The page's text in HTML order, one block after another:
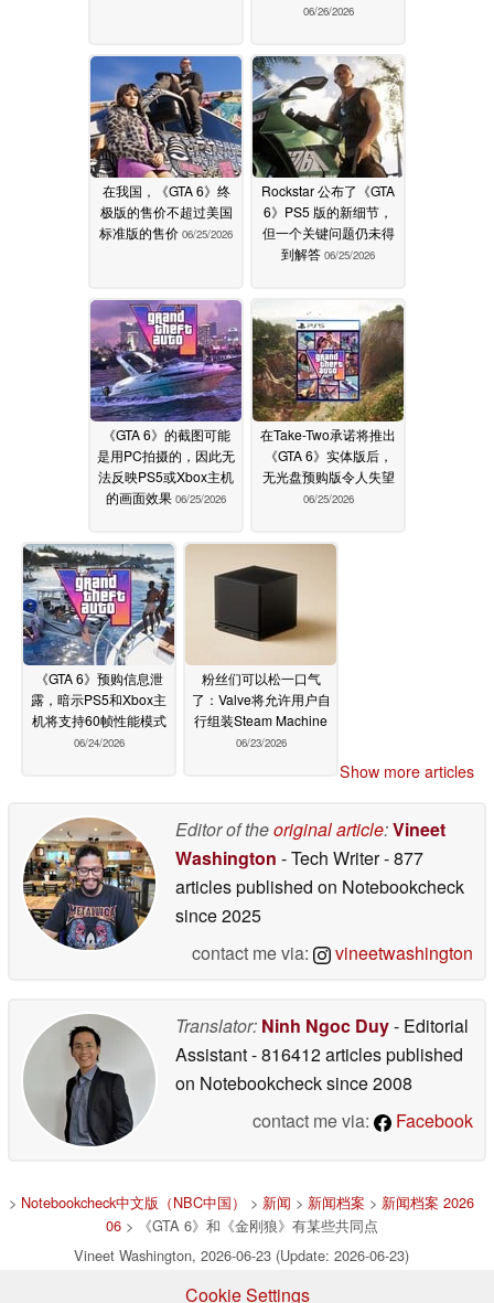
06/26/2026
在我国，《GTA 6》终
极版的售价不超过美国
标准版的售价 06/25/2026
Rockstar 公布了《GTA
6》PS5 版的新细节，
但一个关键问题仍未得
到解答 06/25/2026
《GTA 6》的截图可能
是用PC拍摄的，因此无
法反映PS5或Xbox主机
的画面效果 06/25/2026
在Take-Two承诺将推出
《GTA 6》实体版后，
无光盘预购版令人失望
06/25/2026
《GTA 6》预购信息泄
露，暗示PS5和Xbox主
机将支持60帧性能模式
06/24/2026
粉丝们可以松一口气
了：Valve将允许用户自
行组装Steam Machine
06/23/2026
Show more articles
Editor of theoriginal article:Vineet
Washington - Tech Writer- 877
articles published on Notebookcheck
since 2025
contact me via:
vineetwashington
Translator: Ninh Ngoc Duy- Editorial
Assistant- 816412 articles published
on Notebookchecksince 2008
contact me via:
Facebook
> Notebookcheck中文版（NBC中国） > 新闻 > 新闻档案 > 新闻档案 2026
06> 《GTA 6》和《金刚狼》有某些共同点
Vineet Washington, 2026-06-23 (Update: 2026-06-23)
Cookie Settings